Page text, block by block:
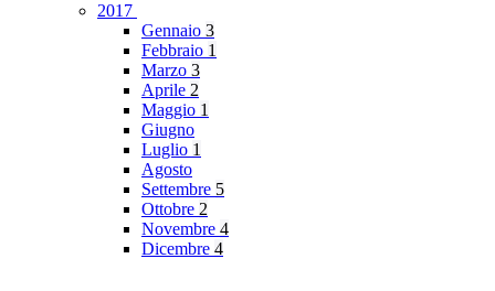
2017
Gennaio 3
Febbraio 1
Marzo 3
Aprile 2
Maggio 1
Giugno
Luglio 1
Agosto
Settembre 5
Ottobre 2
Novembre 4
Dicembre 4